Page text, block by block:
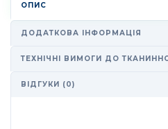
ОПИС
ДОДАТКОВА ІНФОРМАЦІЯ
ТЕХНІЧНІ ВИМОГИ ДО
ВІДГУКИ (0)